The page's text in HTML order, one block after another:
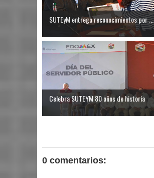
SUTEyM entrega reconocimientos por ...
Celebra SUTEYM 80 años de historia
0 comentarios: